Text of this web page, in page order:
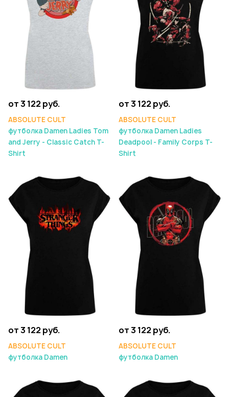
от 3 122 руб.
ABSOLUTE CULT
футболка Damen Ladies Tom
and Jerry - Classic Catch T-
Shirt
от 3 122 руб.
ABSOLUTE CULT
футболка Damen Ladies
Deadpool - Family Corps T-
Shirt
от 3 122 руб.
ABSOLUTE CULT
футболка Damen
от 3 122 руб.
ABSOLUTE CULT
футболка Damen